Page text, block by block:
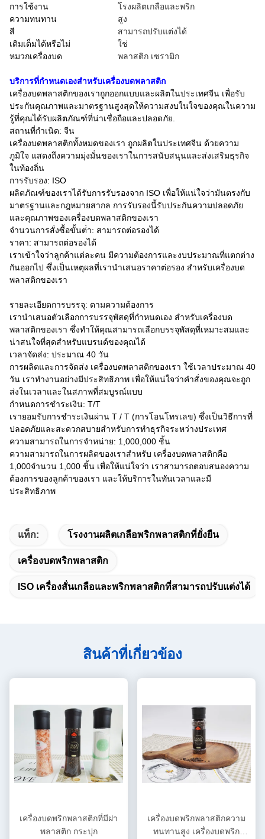
การใช้งาน
โรงผลิตเกลือและพริก
ความทนทาน
สูง
สี
สามารถปรับแต่งได้
เติมเต็มได้หรือไม่
ใช่
หมวกเครื่องบด
พลาสติก เซรามิก
บริการที่กําหนดเองสําหรับเครื่องบดพลาสติก
เครื่องบดพลาสติกของเราถูกออกแบบและผลิตในประเทศจีน เพื่อรับ
ประกันคุณภาพและมาตรฐานสูงสุดให้ความสงบในใจของคุณในความ
รู้ที่คุณได้รับผลิตภัณฑ์ที่น่าเชื่อถือและปลอดภัย.
สถานที่กําเนิด: จีน
เครื่องบดพลาสติกทั้งหมดของเรา ถูกผลิตในประเทศจีน ด้วยความ
ภูมิใจ แสดงถึงความมุ่งมั่นของเราในการสนับสนุนและส่งเสริมธุรกิจ
ในท้องถิ่น
การรับรอง: ISO
ผลิตภัณฑ์ของเราได้รับการรับรองจาก ISO เพื่อให้แน่ใจว่ามันตรงกับ
มาตรฐานและกฎหมายสากล การรับรองนี้รับประกันความปลอดภัย
และคุณภาพของเครื่องบดพลาสติกของเรา
จํานวนการสั่งซื้อขั้นต่ํา: สามารถต่อรองได้
ราคา: สามารถต่อรองได้
เราเข้าใจว่าลูกค้าแต่ละคน มีความต้องการและงบประมาณที่แตกต่าง
กันออกไป ซึ่งเป็นเหตุผลที่เรานําเสนอราคาต่อรอง สําหรับเครื่องบด
พลาสติกของเรา
รายละเอียดการบรรจุ: ตามความต้องการ
เรานําเสนอตัวเลือกการบรรจุพัสดุที่กําหนดเอง สําหรับเครื่องบด
พลาสติกของเรา ซึ่งทําให้คุณสามารถเลือกบรรจุพัสดุที่เหมาะสมและ
น่าสนใจที่สุดสําหรับแบรนด์ของคุณได้
เวลาจัดส่ง: ประมาณ 40 วัน
การผลิตและการจัดส่ง เครื่องบดพลาสติกของเรา ใช้เวลาประมาณ 40
วัน เราทํางานอย่างมีประสิทธิภาพ เพื่อให้แน่ใจว่าคําสั่งของคุณจะถูก
ส่งในเวลาและในสภาพที่สมบูรณ์แบบ
กําหนดการชําระเงิน: T/T
เรายอมรับการชําระเงินผ่าน T / T (การโอนโทรเลข) ซึ่งเป็นวิธีการที่
ปลอดภัยและสะดวกสบายสําหรับการทําธุรกิจระหว่างประเทศ
ความสามารถในการจําหน่าย: 1,000,000 ชิ้น
ความสามารถในการผลิตของเราสําหรับ เครื่องบดพลาสติกคือ
1,000จํานวน 1,000 ชิ้น เพื่อให้แน่ใจว่า เราสามารถตอบสนองความ
ต้องการของลูกค้าของเรา และให้บริการในทันเวลาและมี
ประสิทธิภาพ
แท็ก: โรงงานผลิตเกลือพริกพลาสติกที่ยั่งยืน
เครื่องบดพริกพลาสติก
ISO เครื่องสั่นเกลือและพริกพลาสติกที่สามารถปรับแต่งได้
สินค้าที่เกี่ยวข้อง
เครื่องบดพริกพลาสติกที่มีฝา
พลาสติก กระปุก
เครื่องบดพริกพลาสติกความ
ทนทานสูง เครื่องบดพริก